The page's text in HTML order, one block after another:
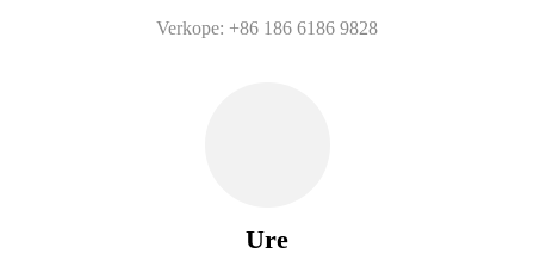
Verkope: +86 186 6186 9828
Ure